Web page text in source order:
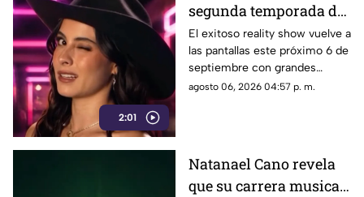
2:01
segunda temporada de
La Granja VIP en
Azteca Uno?
El exitoso reality show vuelve a
las pantallas este próximo 6 de
septiembre con grandes
celebridades y condiciones
agosto 06, 2026 04:57 p. m.
Natanael Cano revela
que su carrera musical